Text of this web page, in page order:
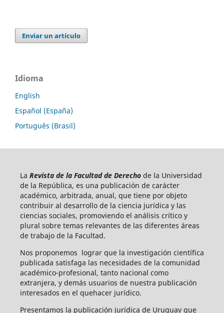
Enviar un artículo
Idioma
English
Español (España)
Português (Brasil)
La Revista de la Facultad de Derecho de la Universidad
de la República, es una publicación de carácter
académico, arbitrada, anual, que tiene por objeto
contribuir al desarrollo de la ciencia jurídica y las
ciencias sociales, promoviendo el análisis crítico y
plural sobre temas relevantes de las diferentes áreas
de trabajo de la Facultad.
Nos proponemos lograr que la investigación científica
publicada satisfaga las necesidades de la comunidad
académico-profesional, tanto nacional como
extranjera, y demás usuarios de nuestra publicación
interesados en el quehacer jurídico.
Presentamos la publicación jurídica de Uruguay que